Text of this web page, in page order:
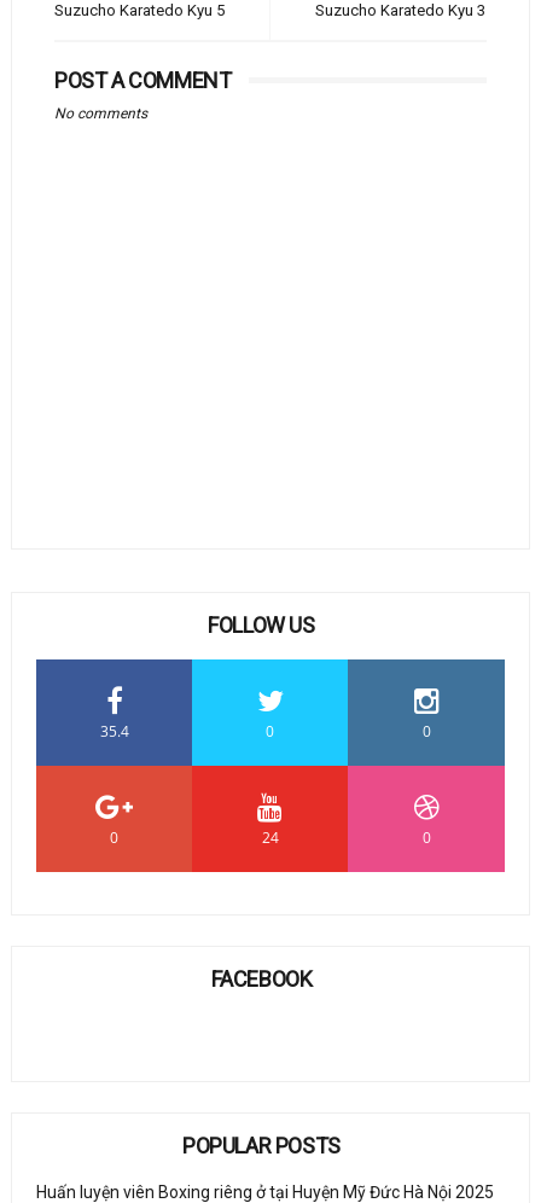
Suzucho Karatedo Kyu 3
Suzucho Karatedo Kyu 5
POST A COMMENT
No comments
FOLLOW US
35.4 0 0
0 24 0
FACEBOOK
POPULAR POSTS
Huấn luyện viên Boxing riêng ở tại Huyện Mỹ Đức Hà Nội 2025